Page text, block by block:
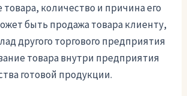
количество и причина его
быть продажа товара клиенту,
другого торгового предприятия
товара внутри предприятия
готовой продукции.